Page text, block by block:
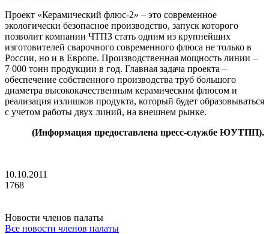
Проект «Керамический флюс-2» – это современное
экологически безопасное производство, запуск которого
позволит компании ЧТПЗ стать одним из крупнейших
изготовителей сварочного современного флюса не только в
России, но и в Европе. Производственная мощность линии –
7 000 тонн продукции в год. Главная задача проекта –
обеспечение собственного производства труб большого
диаметра высококачественным керамическим флюсом и
реализация излишков продукта, который будет образовываться
с учетом работы двух линий, на внешнем рынке.
(Информация предоставлена пресс-службе ЮУТПП).
10.10.2011
1768
Новости членов палаты
Все новости членов палаты